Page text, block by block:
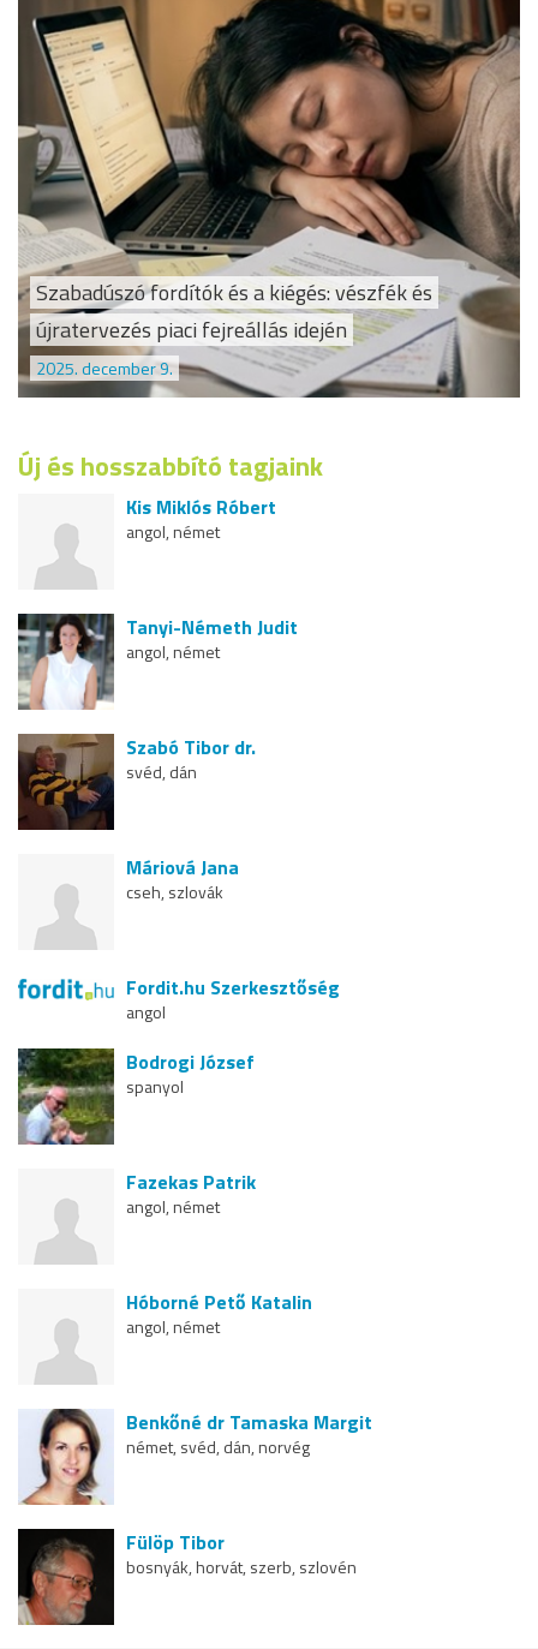
Szabadúszó fordítók és a kiégés: vészfék és
újratervezés piaci fejreállás idején
2025. december 9.
Új és hosszabbító tagjaink
Kis Miklós Róbert
angol, német
Tanyi-Németh Judit
angol, német
Szabó Tibor dr.
svéd, dán
Máriová Jana
cseh, szlovák
Fordit.hu Szerkesztőség
angol
Bodrogi József
spanyol
Fazekas Patrik
angol, német
Hóborné Pető Katalin
angol, német
Benkőné dr Tamaska Margit
német, svéd, dán, norvég
Fülöp Tibor
bosnyák, horvát, szerb, szlovén